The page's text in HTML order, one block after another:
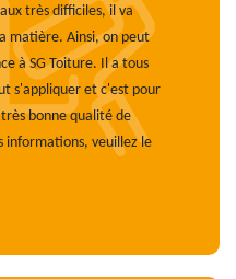
très difficiles, il va
matière. Ainsi, on peut
à SG Toiture. Il a tous
s'appliquer et c'est pour
bonne qualité de
informations, veuillez le